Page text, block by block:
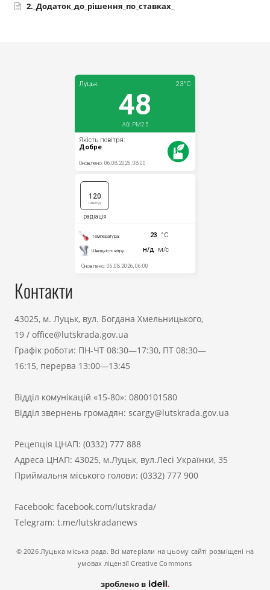
2._Додаток_до_рішення_по_ставках_
Контакти
43025, м. Луцьк, вул. Богдана Хмельницького,
19 / office@lutskrada.gov.ua
Графік роботи: ПН-ЧТ 08:30—17:30, ПТ 08:30—
16:15, перерва 13:00—13:45
Відділ комунікацій «15-80»: 0800101580
Відділ звернень громадян: scargy@lutskrada.gov.ua
Рецепція ЦНАП: (0332) 777 888
Адреса ЦНАП: 43025, м.Луцьк, вул.Лесі Українки, 35
Приймальня міського голови: (0332) 777 900
Facebook: facebook.com/lutskrada/
Telegram: t.me/lutskradanews
© 2026 Луцька міська рада. Всі матеріали на цьому сайті розміщені на
умовах ліцензії Creative Commons
зроблено в